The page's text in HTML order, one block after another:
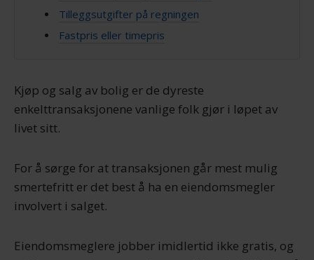
Tilleggsutgifter på regningen
Fastpris eller timepris
Kjøp og salg av bolig er de dyreste
enkelttransaksjonene vanlige folk gjør i løpet av
livet sitt.
For å sørge for at transaksjonen går mest mulig
smertefritt er det best å ha en eiendomsmegler
involvert i salget.
Eiendomsmeglere jobber imidlertid ikke gratis, og